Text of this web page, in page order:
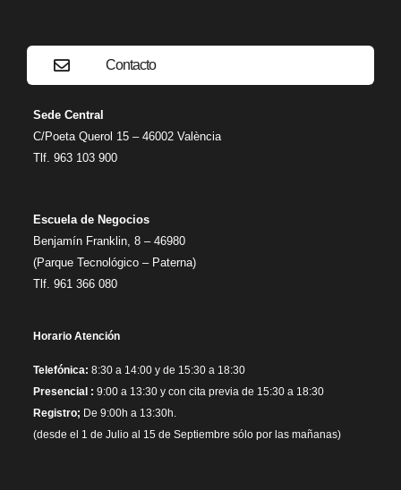
Contacto
Sede Central
C/Poeta Querol 15 – 46002 València
Tlf. 963 103 900
Escuela de Negocios
Benjamín Franklin, 8 – 46980
(Parque Tecnológico – Paterna)
Tlf. 961 366 080
Horario Atención
Telefónica: 8:30 a 14:00 y de 15:30 a 18:30
Presencial : 9:00 a 13:30 y con cita previa de 15:30 a 18:30
Registro; De 9:00h a 13:30h.
(desde el 1 de Julio al 15 de Septiembre sólo por las mañanas)